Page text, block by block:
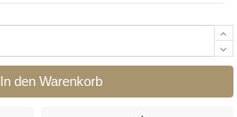
In den Warenkorb